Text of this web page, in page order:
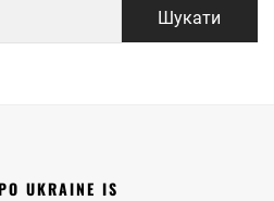
UKRAINE IS